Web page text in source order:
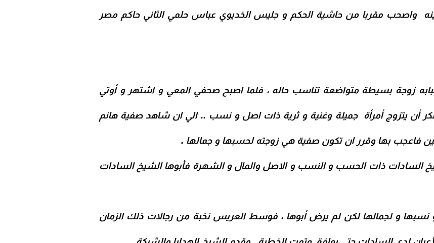
واصحب مقربا من حاشية الحكم و جليس الخديوي عباس حلمي الثاني حاكم مصر
زوجة بسيطة متواضعة تناسب حاله ، فلما اصبح صحفي المعي و اشتهر و أوتي
أن يتزوج أمرأة جميلة وغنية و ثرية ذات اصل و نسب .. الي ان شاهد صفية هانم
فاعجب بها وقرر ان تكون صفية هي زوجته لحسبها و جمالها .
السادات ذات الحسب و النسب و الاصل والمالو الشهرة فأبوها الشيخ السادات
و لجمالها لكن لم يرض أبوها ، فوسط العريس نخبة من رجالات ذلك الزمان